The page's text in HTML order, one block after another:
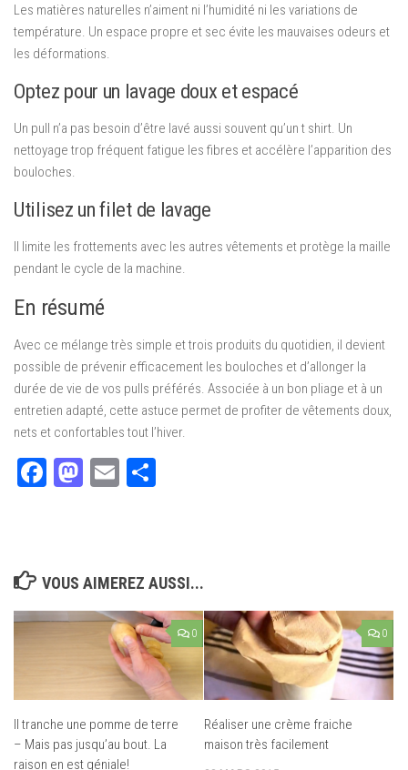
Les matières naturelles n’aiment ni l’humidité ni les variations de
température. Un espace propre et sec évite les mauvaises odeurs et
les déformations.
Optez pour un lavage doux et espacé
Un pull n’a pas besoin d’être lavé aussi souvent qu’un t shirt. Un
nettoyage trop fréquent fatigue les fibres et accélère l’apparition des
bouloches.
Utilisez un filet de lavage
Il limite les frottements avec les autres vêtements et protège la maille
pendant le cycle de la machine.
En résumé
Avec ce mélange très simple et trois produits du quotidien, il devient
possible de prévenir efficacement les bouloches et d’allonger la
durée de vie de vos pulls préférés. Associée à un bon pliage et à un
entretien adapté, cette astuce permet de profiter de vêtements doux,
nets et confortables tout l’hiver.
Facebook
Mastodon
Email
VOUS AIMEREZ AUSSI...
0
Il tranche une pomme de terre
– Mais pas jusqu’au bout. La
raison en est géniale!
0
Réaliser une crème fraiche
maison très facilement